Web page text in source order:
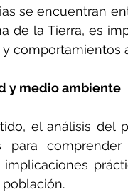
se encuentran
de la Tierra, es
comportamientos
y medio ambiente
el análisis del
para
implicaciones